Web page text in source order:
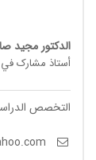
الدکتور مجید
أستاذ مشارک في
التخصص